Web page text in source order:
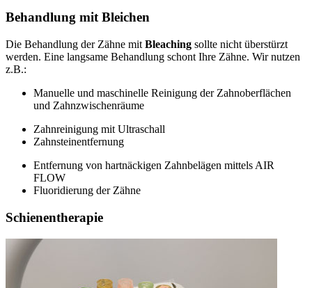
Behandlung mit Bleichen
Die Behandlung der Zähne mit Bleaching sollte nicht überstürzt
werden. Eine langsame Behandlung schont Ihre Zähne. Wir nutzen
z.B.:
Manuelle und maschinelle Reinigung der Zahnoberflächen
und Zahnzwischenräume
Zahnreinigung mit Ultraschall
Zahnsteinentfernung
Entfernung von hartnäckigen Zahnbelägen mittels AIR
FLOW
Fluoridierung der Zähne
Schienentherapie